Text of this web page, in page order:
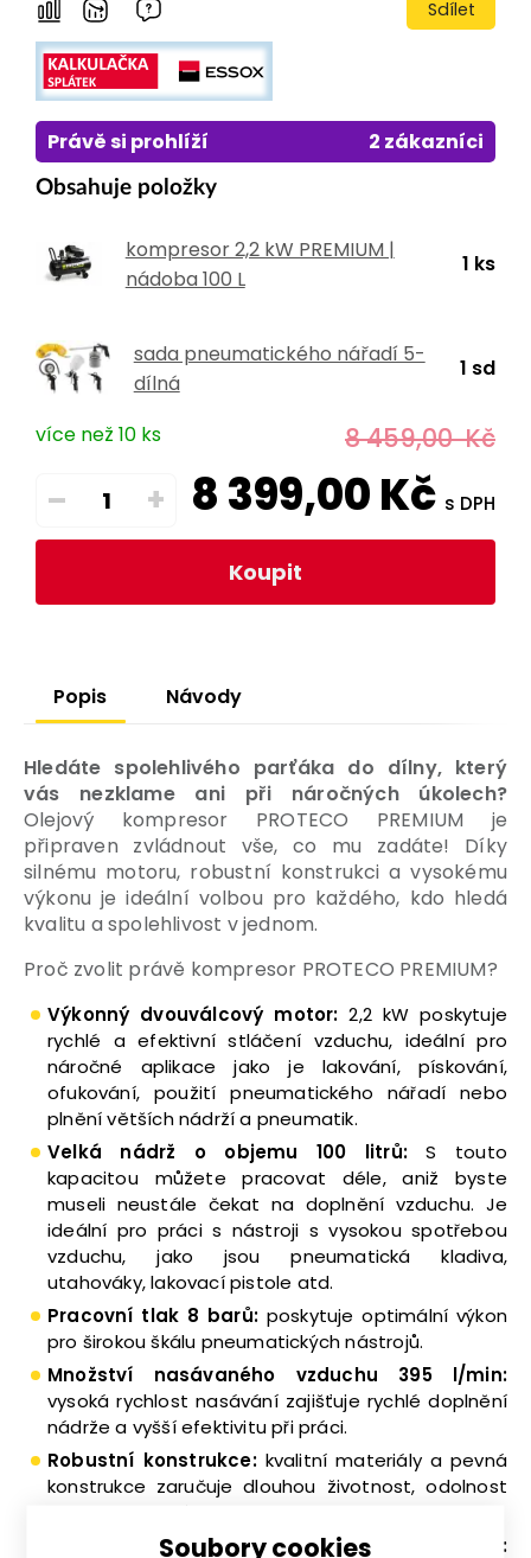
Sdílet
Právě si prohlíží 2 zákazníci
Obsahuje položky
kompresor 2,2 kW PREMIUM |
nádoba 100 L
1 ks
sada pneumatického nářadí 5-
dílná
1 sd
více než 10 ks
– +
8 459,00Kč
8 399,00Kč s DPH
Koupit
Popis Návody
Hledáte spolehlivého parťáka do dílny, který
vás nezklame ani při náročných úkolech?
Olejový kompresor PROTECO PREMIUM je
připraven zvládnout vše, co mu zadáte! Díky
silnému motoru, robustní konstrukci a vysokému
výkonu je ideální volbou pro každého, kdo hledá
kvalitu a spolehlivost v jednom.
Proč zvolit právě kompresor PROTECO PREMIUM?
Výkonný dvouválcový motor: 2,2 kW poskytuje
rychlé a efektivní stláčení vzduchu, ideální pro
náročné aplikace jako je lakování, pískování,
ofukování, použití pneumatického nářadí nebo
plnění větších nádrží a pneumatik.
Velká nádrž o objemu 100 litrů: S touto
kapacitou můžete pracovat déle, aniž byste
museli neustále čekat na doplnění vzduchu. Je
ideální pro práci s nástroji s vysokou spotřebou
vzduchu, jako jsou pneumatická kladiva,
utahováky, lakovací pistole atd.
Pracovní tlak 8 barů: poskytuje optimální výkon
pro širokou škálu pneumatických nástrojů.
Množství nasávaného vzduchu 395 l/min:
vysoká rychlost nasávání zajišťuje rychlé doplnění
nádrže a vyšší efektivitu při práci.
Robustní konstrukce:kvalitní materiály a pevná
konstrukce zaručuje dlouhou životnost, odolnost
Jednoduchá údržba díky olejovému systému:
Soubory cookies